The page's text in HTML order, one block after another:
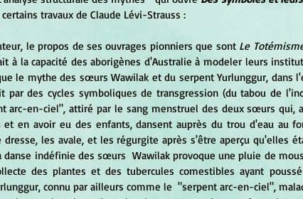
travaux de Claude Lévi-Strauss :
le propos de ses ouvrages pionniers que sont
Le
à la capacité des aborigènes d'Australie à modeler leurs
le mythe des sœurs Wawilak et du serpent Yurlunggur, dans
par des cycles symboliques de transgression (du tabou de
arc-en-ciel", attiré par le sang menstruel des deux sœurs qui,
et en avoir eu des enfants, dansent auprès du trou d'eau au
les avale, et les régurgite après s'être aperçu qu'elles
indéfinie des sœurs  Wawilak provoque une pluie de
des plantes et des tubercules comestibles ayant
connu par ailleurs comme le  "serpent arc-en-ciel",